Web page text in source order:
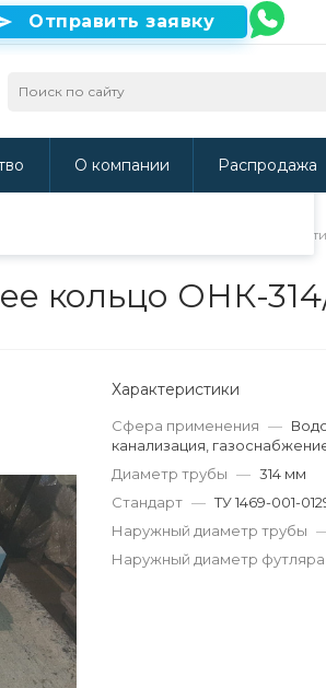
наш сайт, то
Отправить заявку
О компании Распродажа
Опорно-направляющие кольца и
кольцо ОНК-
Характеристики
Сфера применения —
канализация,
Диаметр трубы — 314 мм
Стандарт — ТУ 1469-001-
Наружный диаметр трубы
Наружный диаметр футляра